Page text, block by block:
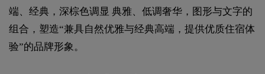
端、经典，深棕色调显 典雅、低调奢华，图形与文字的
组合，塑造“兼具自然优雅与经典高端，提供优质住宿体
验”的品牌形象。